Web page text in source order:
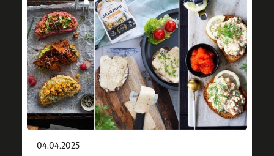
04.04.2025